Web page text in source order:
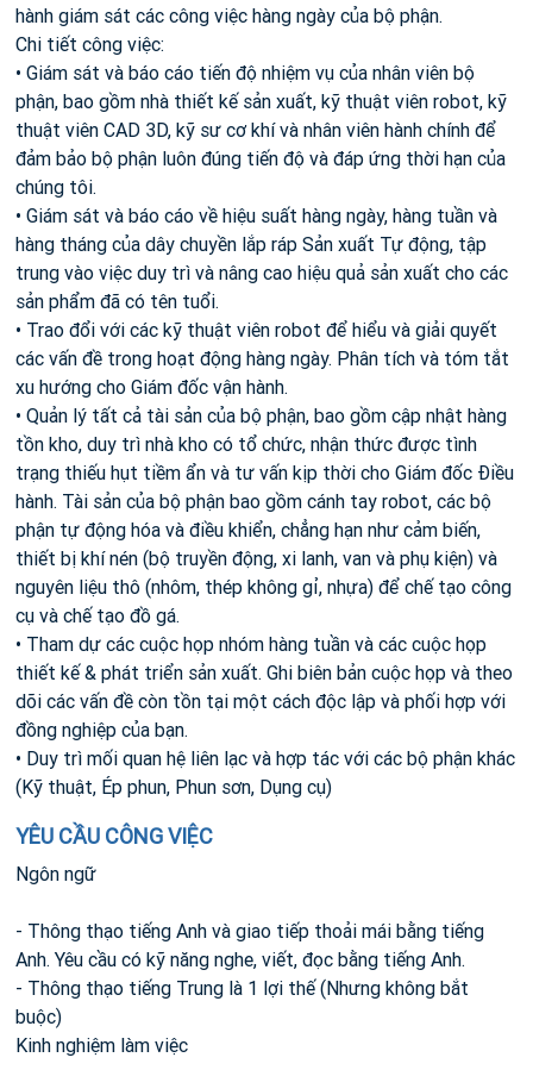
hành giám sát các công việc hàng ngày của bộ phận.
Chi tiết công việc:
• Giám sát và báo cáo tiến độ nhiệm vụ của nhân viên bộ
phận, bao gồm nhà thiết kế sản xuất, kỹ thuật viên robot, kỹ
thuật viên CAD 3D, kỹ sư cơ khí và nhân viên hành chính để
đảm bảo bộ phận luôn đúng tiến độ và đáp ứng thời hạn của
chúng tôi.
• Giám sát và báo cáo về hiệu suất hàng ngày, hàng tuần và
hàng tháng của dây chuyền lắp ráp Sản xuất Tự động, tập
trung vào việc duy trì và nâng cao hiệu quả sản xuất cho các
sản phẩm đã có tên tuổi.
• Trao đổi với các kỹ thuật viên robot để hiểu và giải quyết
các vấn đề trong hoạt động hàng ngày. Phân tích và tóm tắt
xu hướng cho Giám đốc vận hành.
• Quản lý tất cả tài sản của bộ phận, bao gồm cập nhật hàng
tồn kho, duy trì nhà kho có tổ chức, nhận thức được tình
trạng thiếu hụt tiềm ẩn và tư vấn kịp thời cho Giám đốc Điều
hành. Tài sản của bộ phận bao gồm cánh tay robot, các bộ
phận tự động hóa và điều khiển, chẳng hạn như cảm biến,
thiết bị khí nén (bộ truyền động, xi lanh, van và phụ kiện) và
nguyên liệu thô (nhôm, thép không gỉ, nhựa) để chế tạo công
cụ và chế tạo đồ gá.
• Tham dự các cuộc họp nhóm hàng tuần và các cuộc họp
thiết kế & phát triển sản xuất. Ghi biên bản cuộc họp và theo
dõi các vấn đề còn tồn tại một cách độc lập và phối hợp với
đồng nghiệp của bạn.
• Duy trì mối quan hệ liên lạc và hợp tác với các bộ phận khác
(Kỹ thuật, Ép phun, Phun sơn, Dụng cụ)
YÊU CẦU CÔNG VIỆC
Ngôn ngữ
- Thông thạo tiếng Anh và giao tiếp thoải mái bằng tiếng
Anh. Yêu cầu có kỹ năng nghe, viết, đọc bằng tiếng Anh.
- Thông thạo tiếng Trung là 1 lợi thế (Nhưng không bắt
buộc)
Kinh nghiệm làm việc